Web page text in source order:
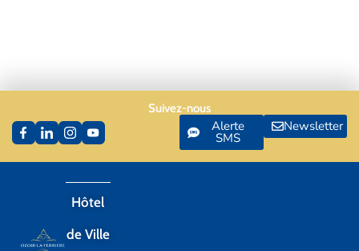
Hôtel
de Ville
Suivez-nous
Alerte
SMS
Newsletter